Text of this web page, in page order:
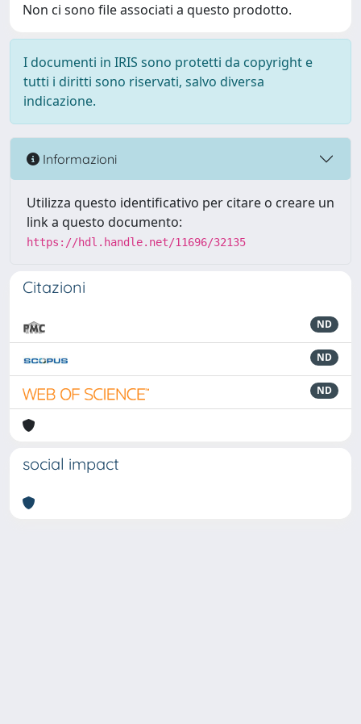
Non ci sono file associati a questo prodotto.
I documenti in IRIS sono protetti da copyright e
tutti i diritti sono riservati, salvo diversa
indicazione.
Informazioni
Utilizza questo identificativo per citare o creare un
link a questo documento:
https://hdl.handle.net/11696/32135
Citazioni
ND
ND
ND
social impact